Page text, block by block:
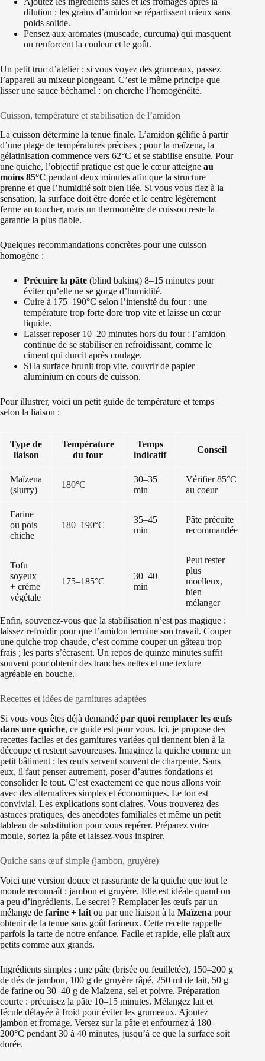
dilution : les grains d’amidon se répartissent mieux sans
poids solide.
Pensez aux aromates (muscade, curcuma) qui masquent
ou renforcent la couleur et le goût.
Un petit truc d’atelier : si vous voyez des grumeaux, passez
l’appareil au mixeur plongeant. C’est le même principe que
lisser une sauce béchamel : on cherche l’homogénéité.
Cuisson, température et stabilisation de l’amidon
La cuisson détermine la tenue finale. L’amidon gélifie à partir
d’une plage de températures précises ; pour la maïzena, la
gélatinisation commence vers 62°C et se stabilise ensuite. Pour
une quiche, l’objectif pratique est que le cœur atteigne au
moins 85°C pendant deux minutes afin que la structure
prenne et que l’humidité soit bien liée. Si vous vous fiez à la
sensation, la surface doit être dorée et le centre légèrement
ferme au toucher, mais un thermomètre de cuisson reste la
garantie la plus fiable.
Quelques recommandations concrètes pour une cuisson
homogène :
Précuire la pâte (blind baking) 8–15 minutes pour
éviter qu’elle ne se gorge d’humidité.
Cuire à 175–190°C selon l’intensité du four : une
température trop forte dore trop vite et laisse un cœur
liquide.
Laisser reposer 10–20 minutes hors du four : l’amidon
continue de se stabiliser en refroidissant, comme le
ciment qui durcit après coulage.
Si la surface brunit trop vite, couvrir de papier
aluminium en cours de cuisson.
Pour illustrer, voici un petit guide de température et temps
selon la liaison :
Type de
liaison
Température
du four
Temps
indicatif
Conseil
Maïzena
(slurry)
180°C
30–35
min
Vérifier 85°C
au coeur
Farine
ou pois
chiche
180–190°C
35–45
min
Pâte précuite
recommandée
Tofu
soyeux
+ crème
végétale
175–185°C
30–40
min
Peut rester
plus
moelleux,
bien
mélanger
Enfin, souvenez-vous que la stabilisation n’est pas magique :
laissez refroidir pour que l’amidon termine son travail. Couper
une quiche trop chaude, c’est comme couper un gâteau trop
frais ; les parts s’écrasent. Un repos de quinze minutes suffit
souvent pour obtenir des tranches nettes et une texture
agréable en bouche.
Recettes et idées de garnitures adaptées
Si vous vous êtes déjà demandé par quoi remplacer les œufs
dans une quiche, ce guide est pour vous. Ici, je propose des
recettes faciles et des garnitures variées qui tiennent bien à la
découpe et restent savoureuses. Imaginez la quiche comme un
petit bâtiment : les œufs servent souvent de charpente. Sans
eux, il faut penser autrement, poser d’autres fondations et
consolider le tout. C’est exactement ce que nous allons voir
avec des alternatives simples et économiques. Le ton est
convivial. Les explications sont claires. Vous trouverez des
astuces pratiques, des anecdotes familiales et même un petit
tableau de substitution pour vous repérer. Préparez votre
moule, sortez la pâte et laissez-vous inspirer.
Quiche sans œuf simple (jambon, gruyère)
Voici une version douce et rassurante de la quiche que tout le
monde reconnaît : jambon et gruyère. Elle est idéale quand on
a peu d’ingrédients. Le secret ? Remplacer les œufs par un
mélange de farine + lait ou par une liaison à la Maïzena pour
obtenir de la tenue sans goût farineux. Cette recette rappelle
parfois la tarte de notre enfance. Facile et rapide, elle plaît aux
petits comme aux grands.
Ingrédients simples : une pâte (brisée ou feuilletée), 150–200 g
de dés de jambon, 100 g de gruyère râpé, 250 ml de lait, 50 g
de farine ou 30–40 g de Maïzena, sel et poivre. Préparation
courte : précuisez la pâte 10–15 minutes. Mélangez lait et
fécule délayée à froid pour éviter les grumeaux. Ajoutez
jambon et fromage. Versez sur la pâte et enfournez à 180–
200°C pendant 30 à 40 minutes, jusqu’à ce que la surface soit
dorée.